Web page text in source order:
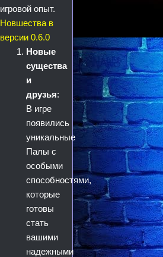
игровой опыт.
Новшества в
версии 0.6.0
Новые
существа
и
друзья:
В игре
появились
уникальные
Палы с
особыми
способностями,
которые
готовы
стать
вашими
надежными